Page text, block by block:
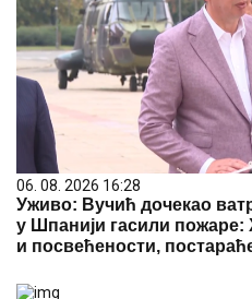
06. 08. 2026 16:28
Уживо: Вучић дочекао
у Шпанији гасили
и посвећености,